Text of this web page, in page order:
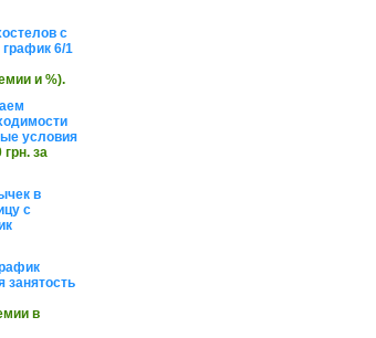
с
6/1
и %).
условия
грн. за
в
с
занятость
в